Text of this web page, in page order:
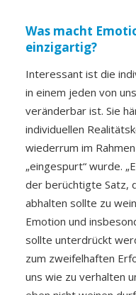
Was macht
einzigartig?
Interessant ist die
in einem jeden von
veränderbar ist. Sie
individuellen
wiederrum im
„eingespurt“ wurde.
der berüchtigte Satz,
abhalten sollte zu
Emotion und
sollte unterdrückt
zum zweifelhaften
uns wie zu verhalten